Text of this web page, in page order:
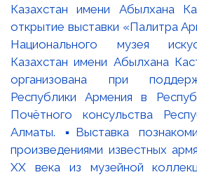
Казахстан имени Абылхана
открытие выставки «Палитра
Национального музея
Казахстан имени Абылхана
организована при
Республики Армения в
Почётного консульства
Алматы. ▪️Выставка
произведениями известных
XX века из музейной